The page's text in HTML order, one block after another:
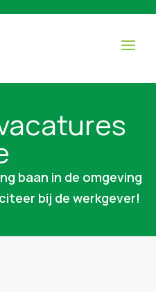
baan in de omgeving
bij de werkgever!